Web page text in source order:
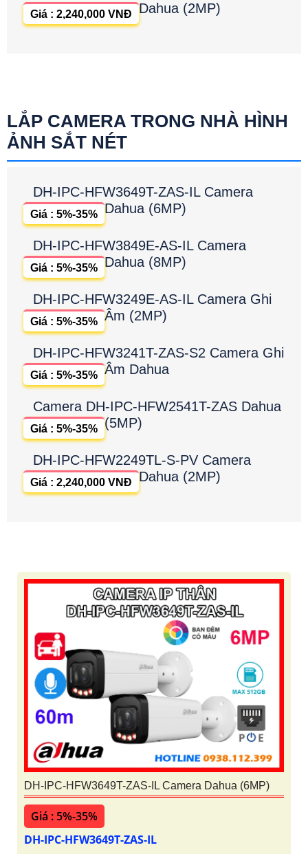
Dahua (2MP)
Giá : 2,240,000 VNĐ
LẮP CAMERA TRONG NHÀ HÌNH
ẢNH SẮT NÉT
DH-IPC-HFW3649T-ZAS-IL Camera
Dahua (6MP)
Giá : 5%-35%
DH-IPC-HFW3849E-AS-IL Camera
Dahua (8MP)
Giá : 5%-35%
DH-IPC-HFW3249E-AS-IL Camera Ghi
Âm (2MP)
Giá : 5%-35%
DH-IPC-HFW3241T-ZAS-S2 Camera Ghi
Âm Dahua
Giá : 5%-35%
Camera DH-IPC-HFW2541T-ZAS Dahua
(5MP)
Giá : 5%-35%
DH-IPC-HFW2249TL-S-PV Camera
Dahua (2MP)
Giá : 2,240,000 VNĐ
DH-IPC-HFW3649T-ZAS-IL Camera Dahua (6MP)
Giá : 5%-35%
DH-IPC-HFW3649T-ZAS-IL